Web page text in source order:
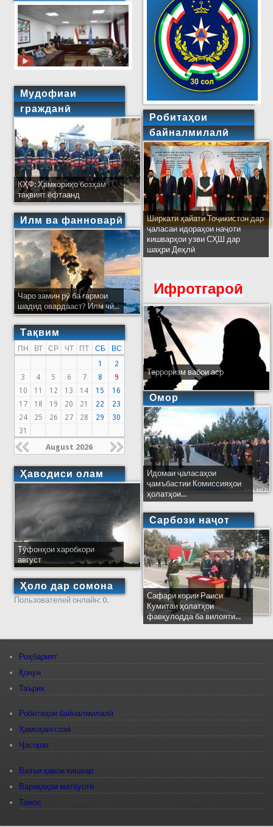
Мудофиаи
гражданӣ
КҲФ: Ҳамкориҳо бозҳам
тақвият ёфтаанд
Илм ва фанноварӣ
Чаро замин рӯ ба гармои
шадид овардааст? Илм чӣ...
Тақвим
ПН ВТ СР ЧТ ПТ СБ
ВС
1
2
3
4 5 6 7 8
9
10
11 12 13 14 15
16
17
18 19 20 21 22
23
24
25 26 27 28 29
30
31
August 2026
Ҳаводиси олам
Тӯфонҳои харобкори
август
Ҳоло дар сомона
Пользователей онлайн: 0.
Робитаҳои
байналмилалӣ
Ширкати ҳайати Тоҷикистон дар
ҷаласаи идораҳои наҷоти
кишварҳои узви СҲШ дар
шаҳри Деҳлӣ
Ифротгароӣ
Терроризм вабои аср
Омор
Идомаи ҷаласаҳои
ҷамъбастии Комиссияҳои
ҳолатҳои...
Сарбози наҷот
Сафари кории Раиси
Кумитаи ҳолатҳои
фавқулодда ба вилояти...
Роҳбарият
Қонун
Таърих
Робитаҳои байналмилалӣ
Ҳамоҳангсозӣ
Ҷасорат
Вазъи ҳавои кишвар
Варақаҳои матбуотӣ
Тамос